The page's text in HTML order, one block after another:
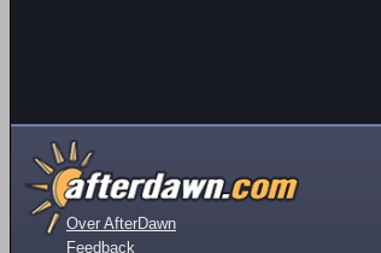
Over AfterDawn
Feedback